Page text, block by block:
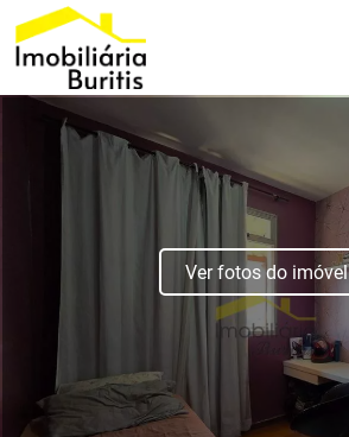
Ver fotos do imóvel